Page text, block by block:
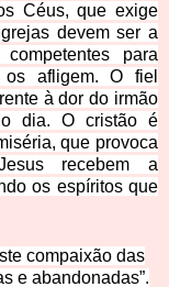
Céus, que exige
devem ser a
para
afligem. O fiel
à dor do irmão
dia. O cristão é
que provoca
recebem a
os espíritos que
compaixão das
e abandonadas”.